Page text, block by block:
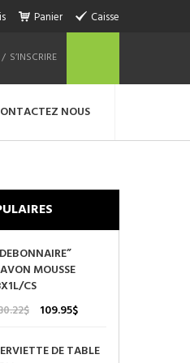
Panier Caisse
S’INSCRIRE
NOUS
MOUSSE
CS
$
Le
initial
était :
109.95$Le
actuel
est :
DE TABLE